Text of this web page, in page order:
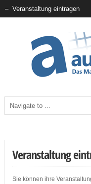
Veranstaltung
Sie können ihre